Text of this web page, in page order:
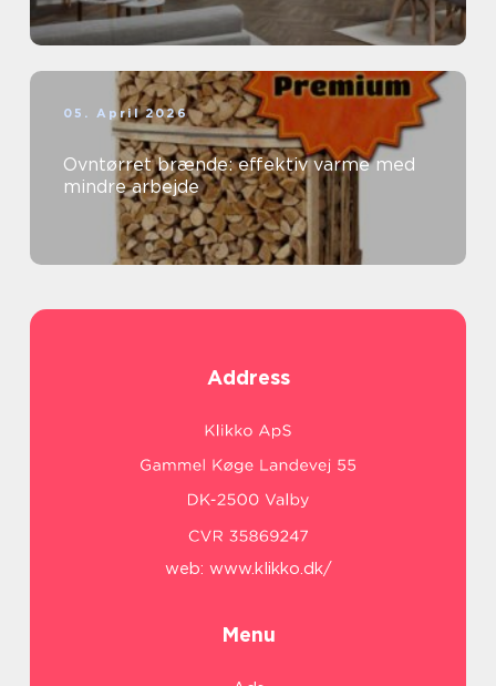
05. April 2026
Ovntørret brænde: effektiv varme med
mindre arbejde
Address
web: www.klikko.dk/
Menu